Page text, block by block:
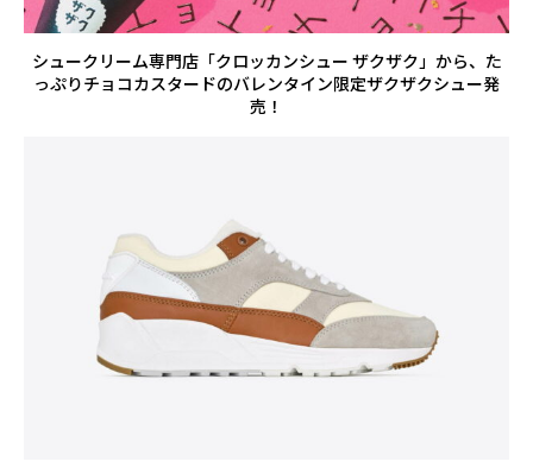
シュークリーム専門店「クロッカンシュー ザクザク」から、た
っぷりチョコカスタードのバレンタイン限定ザクザクシュー発
売！